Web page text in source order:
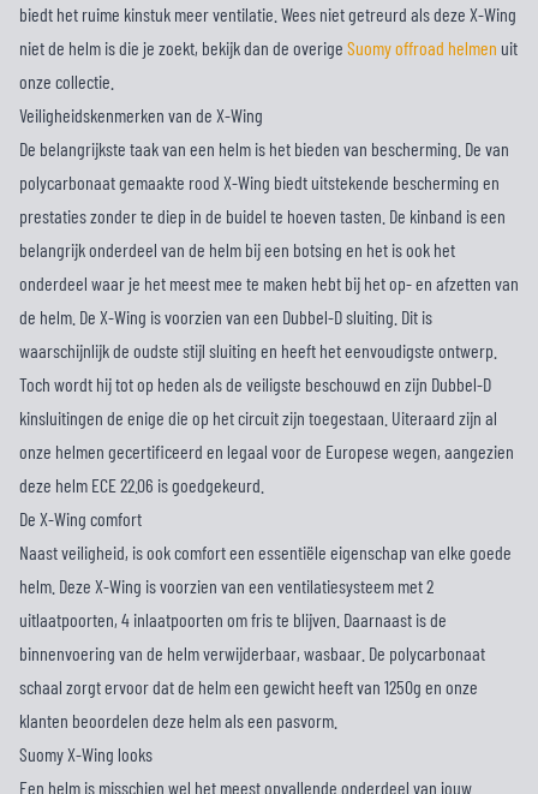
biedt het ruime kinstuk meer ventilatie. Wees niet getreurd als deze X-Wing
niet de helm is die je zoekt, bekijk dan de overige Suomy offroad helmen uit
onze collectie.
Veiligheidskenmerken van de X-Wing
De belangrijkste taak van een helm is het bieden van bescherming. De van
polycarbonaat gemaakte rood X-Wing biedt uitstekende bescherming en
prestaties zonder te diep in de buidel te hoeven tasten. De kinband is een
belangrijk onderdeel van de helm bij een botsing en het is ook het
onderdeel waar je het meest mee te maken hebt bij het op- en afzetten van
de helm. De X-Wing is voorzien van een Dubbel-D sluiting. Dit is
waarschijnlijk de oudste stijl sluiting en heeft het eenvoudigste ontwerp.
Toch wordt hij tot op heden als de veiligste beschouwd en zijn Dubbel-D
kinsluitingen de enige die op het circuit zijn toegestaan. Uiteraard zijn al
onze helmen gecertificeerd en legaal voor de Europese wegen, aangezien
deze helm ECE 22.06 is goedgekeurd.
De X-Wing comfort
Naast veiligheid, is ook comfort een essentiële eigenschap van elke goede
helm. Deze X-Wing is voorzien van een ventilatiesysteem met 2
uitlaatpoorten, 4 inlaatpoorten om fris te blijven. Daarnaast is de
binnenvoering van de helm verwijderbaar, wasbaar. De polycarbonaat
schaal zorgt ervoor dat de helm een gewicht heeft van 1250g en onze
klanten beoordelen deze helm als een pasvorm.
Suomy X-Wing looks
Een helm is misschien wel het meest opvallende onderdeel van jouw